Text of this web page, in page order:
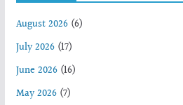
August 2026(6)
July 2026(17)
June 2026(16)
May 2026(7)